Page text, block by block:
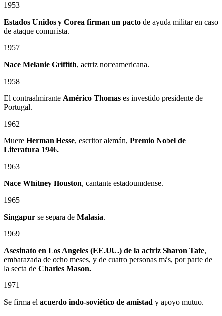
1953
Estados Unidos y Corea firman un pacto de ayuda militar en caso
de ataque comunista.
1957
Nace Melanie Griffith, actriz norteamericana.
1958
El contraalmirante Américo Thomas es investido presidente de
Portugal.
1962
Muere Herman Hesse, escritor alemán, Premio Nobel de
Literatura 1946.
1963
Nace Whitney Houston, cantante estadounidense.
1965
Singapur se separa de Malasia.
1969
Asesinato en Los Angeles (EE.UU.) de la actriz Sharon Tate,
embarazada de ocho meses, y de cuatro personas más, por parte de
la secta de Charles Mason.
1971
Se firma el acuerdo indo-soviético de amistad y apoyo mutuo.